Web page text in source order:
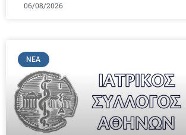
06/08/2026
ΝΈΑ